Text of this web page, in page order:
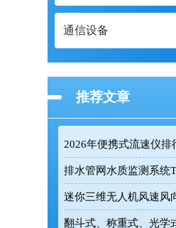
通信设备
推荐文章